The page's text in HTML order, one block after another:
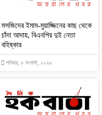
মসজিদের ইমাম-মুয়াজ্জিনের কাছ থেকে
চাঁদা আদায়, বিএনপির দুই নেতা
বহিষ্কার
শনিবার, ৮ অগাস্ট, ২০২৬